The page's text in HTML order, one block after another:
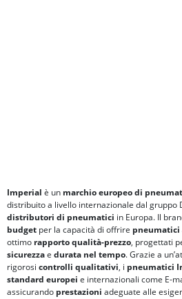
Imperial è un marchio europeo di
distribuito a livello internazionale dal gruppo
distributori di pneumatici in Europa. Il
budget per la capacità di offrire
ottimo rapporto qualità-prezzo, progettati
sicurezzae durata nel tempo. Grazie a
rigorosi controlli qualitativi, i pneumatici
standard europei e internazionali come E-
assicurando prestazioni adeguate alle